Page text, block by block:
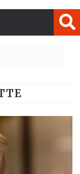
Guinée :